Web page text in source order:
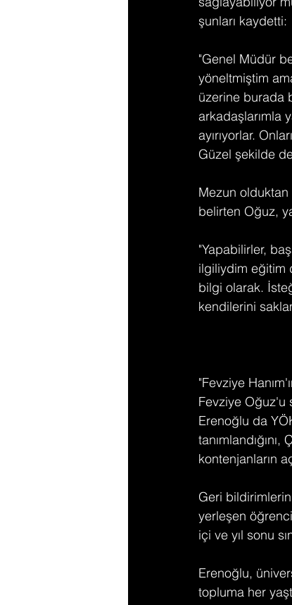
şunları kaydetti:
"Genel Müdür
yöneltmiştim
üzerine burada
arkadaşlarımla
ayırıyorlar.
Güzel şekilde
Mezun
belirten Oğuz,
"Yapabilirler,
ilgiliydim eğitim
bilgi olarak.
kendilerini
"Fevziye
Fevziye Oğuz'u
Erenoğlu da
kontenjanların
Geri
yerleşen
içi ve yıl sonu
Erenoğlu,
topluma her